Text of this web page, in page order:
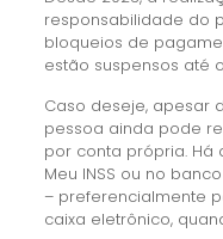
responsabilidade do
bloqueios de
estão suspensos até
Caso deseje, apesar
pessoa ainda pode
por conta própria. Há
Meu INSS ou no
– preferencialmente
caixa eletrônico,